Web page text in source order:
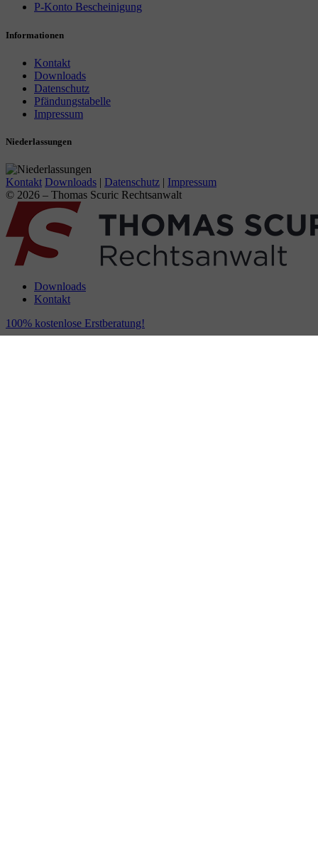
P-Konto Bescheinigung
Informationen
Kontakt
Downloads
Datenschutz
Pfändungstabelle
Impressum
Niederlassungen
Kontakt Downloads | Datenschutz | Impressum
© 2026 – Thomas Scuric Rechtsanwalt
Downloads
Kontakt
100% kostenlose Erstberatung!